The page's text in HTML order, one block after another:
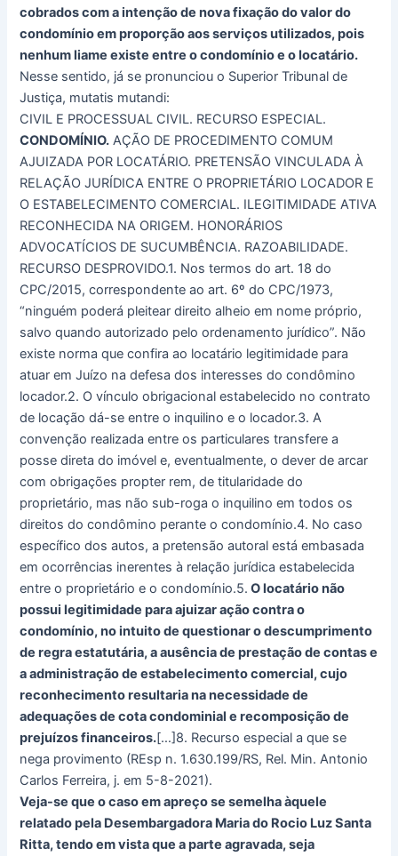
cobrados com a intenção de nova fixação do valor do
condomínio em proporção aos serviços utilizados, pois
nenhum liame existe entre o condomínio e o locatário.
Nesse sentido, já se pronunciou o Superior Tribunal de
Justiça, mutatis mutandi:
CIVIL E PROCESSUAL CIVIL. RECURSO ESPECIAL.
CONDOMÍNIO. AÇÃO DE PROCEDIMENTO COMUM
AJUIZADA POR LOCATÁRIO. PRETENSÃO VINCULADA À
RELAÇÃO JURÍDICA ENTRE O PROPRIETÁRIO LOCADOR E
O ESTABELECIMENTO COMERCIAL. ILEGITIMIDADE ATIVA
RECONHECIDA NA ORIGEM. HONORÁRIOS
ADVOCATÍCIOS DE SUCUMBÊNCIA. RAZOABILIDADE.
RECURSO DESPROVIDO.1. Nos termos do art. 18 do
CPC/2015, correspondente ao art. 6º do CPC/1973,
“ninguém poderá pleitear direito alheio em nome próprio,
salvo quando autorizado pelo ordenamento jurídico”. Não
existe norma que confira ao locatário legitimidade para
atuar em Juízo na defesa dos interesses do condômino
locador.2. O vínculo obrigacional estabelecido no contrato
de locação dá-se entre o inquilino e o locador.3. A
convenção realizada entre os particulares transfere a
posse direta do imóvel e, eventualmente, o dever de arcar
com obrigações propter rem, de titularidade do
proprietário, mas não sub-roga o inquilino em todos os
direitos do condômino perante o condomínio.4. No caso
específico dos autos, a pretensão autoral está embasada
em ocorrências inerentes à relação jurídica estabelecida
entre o proprietário e o condomínio.5. O locatário não
possui legitimidade para ajuizar ação contra o
condomínio, no intuito de questionar o descumprimento
de regra estatutária, a ausência de prestação de contas e
a administração de estabelecimento comercial, cujo
reconhecimento resultaria na necessidade de
adequações de cota condominial e recomposição de
prejuízos financeiros.[…]8. Recurso especial a que se
nega provimento (REsp n. 1.630.199/RS, Rel. Min. Antonio
Carlos Ferreira, j. em 5-8-2021).
Veja-se que o caso em apreço se semelha àquele
relatado pela Desembargadora Maria do Rocio Luz Santa
Ritta, tendo em vista que a parte agravada, seja